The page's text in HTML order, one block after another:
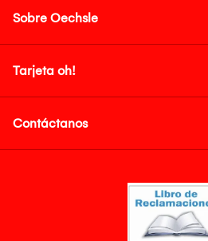
Sobre Oechsle
Tarjeta oh!
Contáctanos